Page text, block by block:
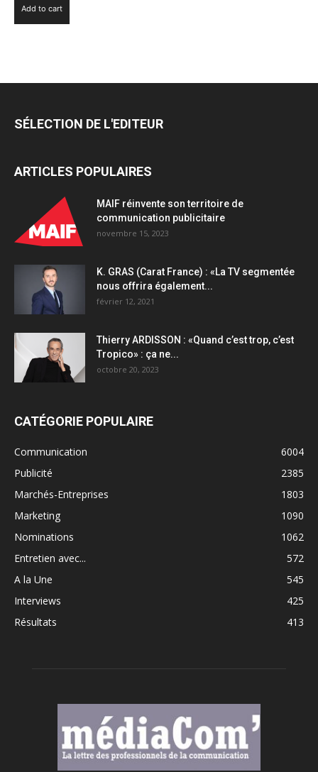
Add to cart
SÉLECTION DE L'EDITEUR
ARTICLES POPULAIRES
MAIF réinvente son territoire de
communication publicitaire
novembre 15, 2023
K. GRAS (Carat France) : «La TV segmentée
nous offrira également...
février 12, 2021
Thierry ARDISSON : «Quand c’est trop, c’est
Tropico» : ça ne...
octobre 20, 2023
CATÉGORIE POPULAIRE
Communication
6004
Publicité
2385
Marchés-Entreprises
1803
Marketing
1090
Nominations
1062
Entretien avec...
572
A la Une
545
Interviews
425
Résultats
413